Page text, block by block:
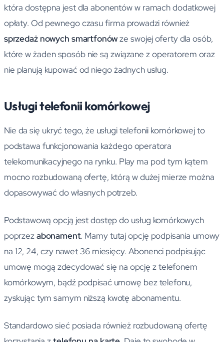
która dostępna jest dla abonentów w ramach dodatkowej
opłaty. Od pewnego czasu firma prowadzi również
sprzedaż nowych smartfonówze swojej oferty dla osób,
które w żaden sposób nie są związane z operatorem oraz
nie planują kupować od niego żadnych usług.
Usługi telefonii komórkowej
Nie da się ukryć tego, że usługi telefonii komórkowej to
podstawa funkcjonowania każdego operatora
telekomunikacyjnego na rynku. Play ma pod tym kątem
mocno rozbudowaną ofertę, którą w dużej mierze można
dopasowywać do własnych potrzeb.
Podstawową opcją jest dostęp do usług komórkowych
poprzezabonament. Mamy tutaj opcję podpisania umowy
na 12, 24, czy nawet 36 miesięcy. Abonenci podpisując
umowę mogą zdecydować się na opcję z telefonem
komórkowym, bądź podpisać umowę bez telefonu,
zyskując tym samym niższą kwotę abonamentu.
Standardowo sieć posiada również rozbudowaną ofertę